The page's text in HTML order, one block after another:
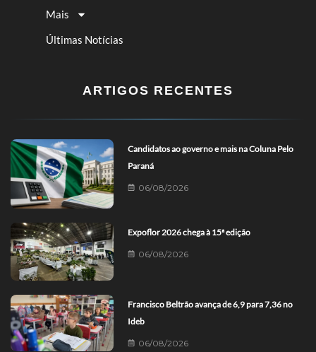
Mais
Últimas Notícias
ARTIGOS RECENTES
Candidatos ao governo e mais na Coluna Pelo
Paraná
06/08/2026
Expoflor 2026 chega à 15ª edição
06/08/2026
Francisco Beltrão avança de 6,9 para 7,36 no
Ideb
06/08/2026